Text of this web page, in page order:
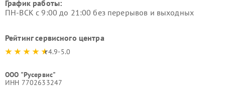
График работы:
ПН-ВСК с 9:00 до 21:00 без перерывов и выходных
Рейтинг сервисного центра
4.9-5.0
ООО "Русервис"
ИНН 7702633247